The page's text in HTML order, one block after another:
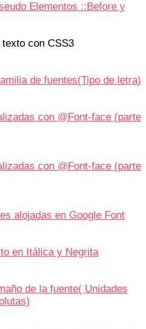
Elementos ::Before y
con CSS3
de fuentes(Tipo de letra)
con @Font-face (parte
con @Font-face (parte
alojadas en Google Font
en Itálica y Negrita
de la fuente( Unidades